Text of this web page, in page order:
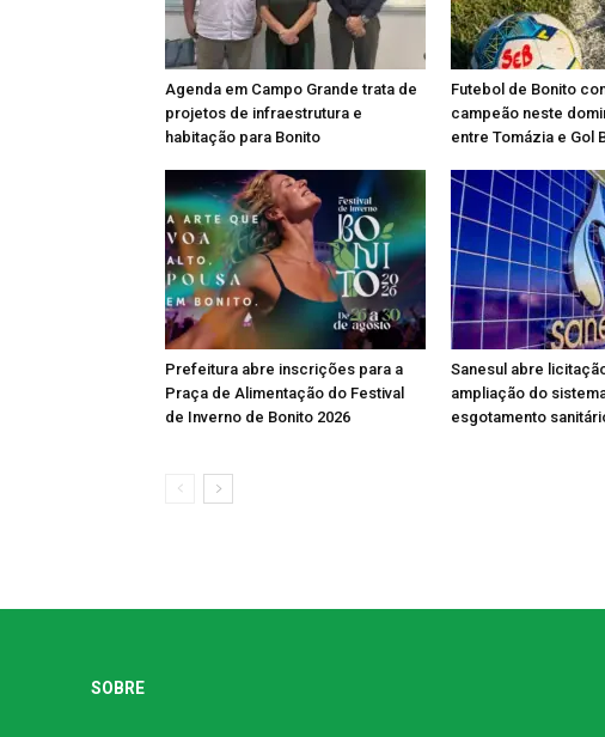
Agenda em Campo Grande trata de
projetos de infraestrutura e
habitação para Bonito
Futebol de Bonito
campeão neste
entre Tomázia e Gol
Prefeitura abre inscrições para a
Praça de Alimentação do Festival
de Inverno de Bonito 2026
Sanesul abre
ampliação do
esgotamento
SOBRE